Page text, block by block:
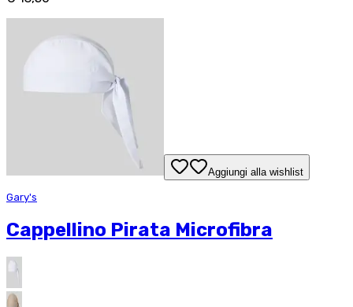
Aggiungi alla wishlist
Gary's
Cappellino Pirata Microfibra